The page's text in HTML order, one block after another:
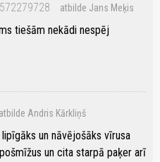
atbilde Jans Meķis
tiešām nekādi nespēj
atbilde Andris Kārkliņš
un nāvējošāks vīrusa
un cita starpā paķer arī